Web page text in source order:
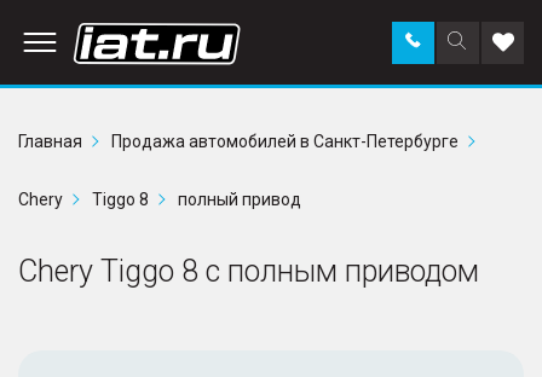
Поиск
по
Заказать
звонок в
Главная
Продажа автомобилей в Санкт-Петербурге
Chery Tiggo 8 полный привод
Chery Tiggo 8 с полным приводом